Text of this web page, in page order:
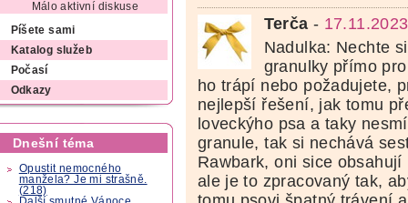
Málo aktivní diskuse
Píšete sami
Katalog služeb
Počasí
Odkazy
Dnešní téma
Opustit nemocného
manžela? Je mi strašně.
(218)
Terča -
Nadulka: Nechte
granulky přímo
ho trápí nebo požadujete,
nejlepší řešení, jak tomu
loveckýho psa a taky
granule, tak si nechává
Rawbark, oni sice
ale je to zpracovaný tak,